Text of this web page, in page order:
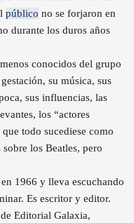
público no se forjaron en
durante los duros años
conocidos del grupo
su música, sus
sus influencias, las
los “actores
todo sucediese como
los Beatles, pero
1966 y lleva escuchando
Es escritor y editor.
Editorial Galaxia,